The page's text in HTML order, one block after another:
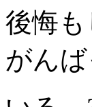
後悔
がん